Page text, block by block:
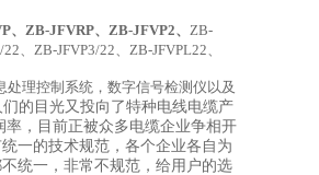
ZB-JFVRP、ZB-JFVP2、 ZB-
、ZB-JFVP3/22、ZB-JFVPL22、
理控制系统，数字信号检测仪以及
的目光又投向了特种电线电缆产
，目前正被众多电缆企业争相开
一的技术规范，各个企业各自为
统一，非常不规范，给用户的选